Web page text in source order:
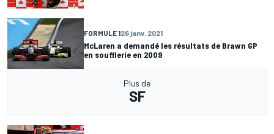
FORMULE 126 janv. 2021
McLaren a demandé les résultats de Brawn GP
en soufflerie en 2009
Plus de
SF